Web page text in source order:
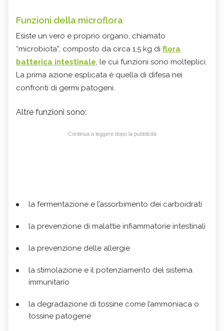
Funzioni della microflora
Esiste un vero e proprio organo, chiamato
“microbiota”, composto da circa 1,5 kg di flora
batterica intestinale, le cui funzioni sono molteplici.
La prima azione esplicata è quella di difesa nei
confronti di germi patogeni.
Altre funzioni sono:
Continua a leggere dopo la pubblicità
la fermentazione e l’assorbimento dei carboidrati
la prevenzione di malattie infiammatorie intestinali
la prevenzione delle allergie
la stimolazione e il potenziamento del sistema
immunitario
la degradazione di tossine come l’ammoniaca o
tossine patogene